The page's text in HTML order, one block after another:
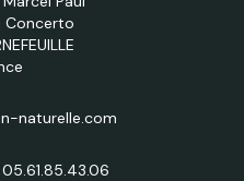
Concerto
naturelle.com
05.61.85.43.06